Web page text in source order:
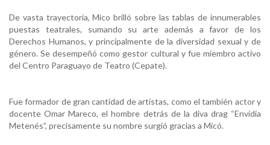
De vasta trayectoria, Mico brilló sobre las tablas de innumerables
puestas teatrales, sumando su arte además a favor de los
Derechos Humanos, y principalmente de la diversidad sexual y de
género. Se desempeñó como gestor cultural y fue miembro activo
del Centro Paraguayo de Teatro (Cepate).
Fue formador de gran cantidad de artistas, como el también actor y
docente Omar Mareco, el hombre detrás de la diva drag “Envidia
Metenés”, precisamente su nombre surgió gracias a Micó.